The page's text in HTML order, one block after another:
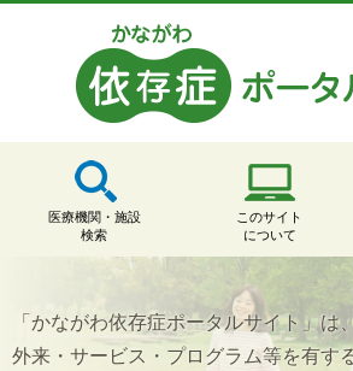
医療機関・施設
検索
このサイト
について
「かながわ依存症ポータルサイト」は
外来・サービス・プログラム等を有す